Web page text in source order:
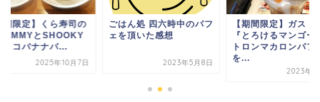
間限定】くら寿司の
とSHOOKY
ョコバナナパ...
2025年10月7日
ごはん処 四六時中のパフ
ェを頂いた感想
2023年5月8日
【期間限定】ガスト
『とろけるマンゴー
トロンマカロンパフ
を...
2023年7